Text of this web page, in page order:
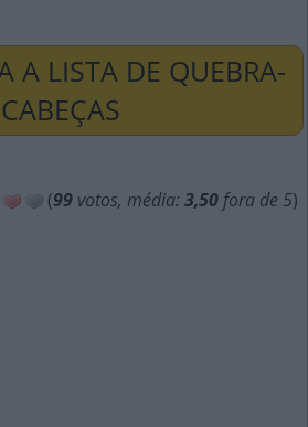
A LISTA DE QUEBRA-
CABEÇAS
(99 votos, média: 3,50 fora de 5)